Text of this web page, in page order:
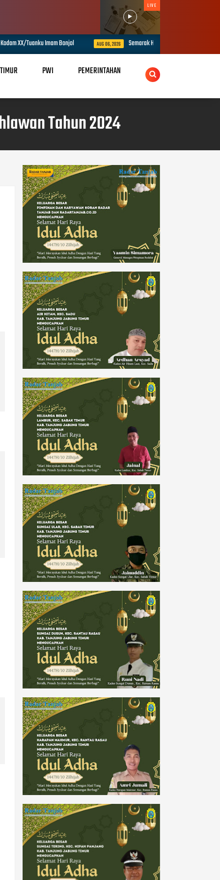
LIVE
Bonjol AUG 06, 2026 Semarak HUT Ke-1 Kodam XX/TIB, Korem 042/Gapu
PWI PEMERINTAHAN
Tahun 2024